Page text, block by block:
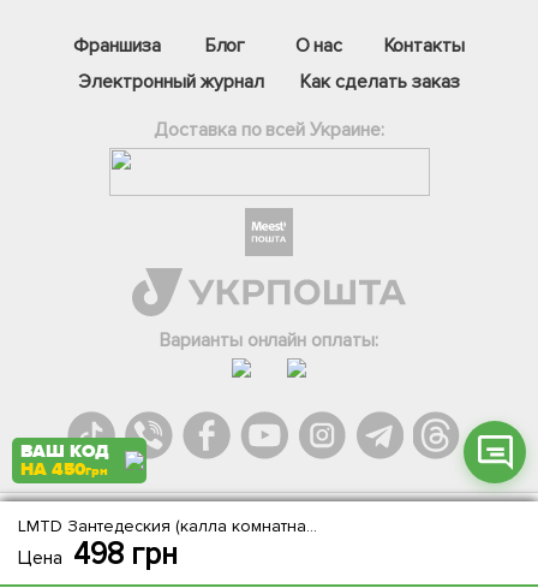
LMTD Зантедеския (калла комнатная) "Snow Crystal"
Цена 498грн
Франшиза Блог О нас
Контакты
Электронный журнал
Как сделать заказ
Доставка по всей Украине:
Варианты онлайн оплаты:
Agromarket.Copyright © 2013-2026. Все права защищены
Інстаграм
Онлайн чат
ВАШ КОД
НА 450грн